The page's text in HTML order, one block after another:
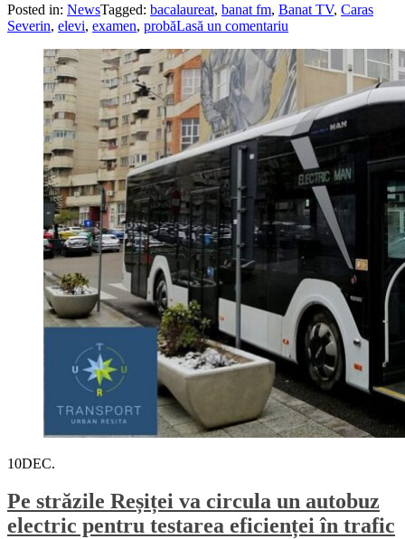
Posted in: NewsTagged: bacalaureat, banat fm, Banat TV, Caras
Severin, elevi, examen, probăLasă un comentariu
10DEC.
Pe străzile Reșiței va circula un autobuz
electric pentru testarea eficienței în trafic